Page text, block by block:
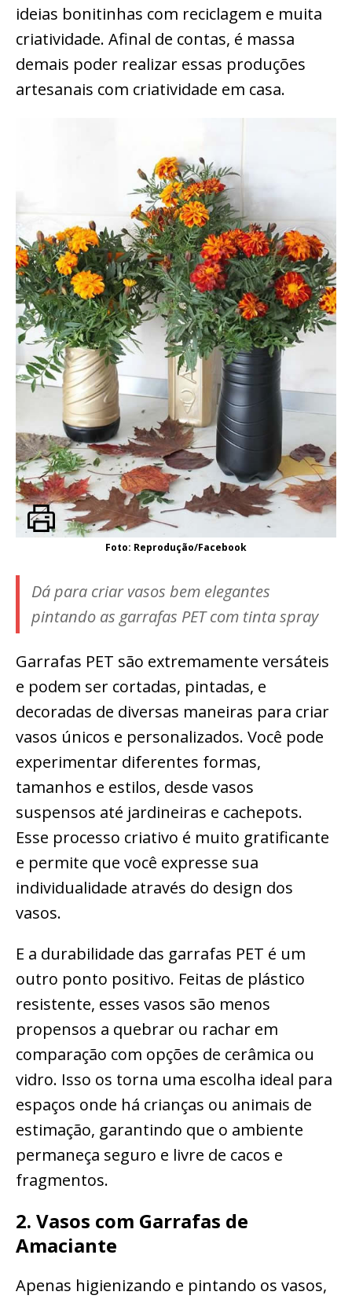
ideias bonitinhas com reciclagem e muita
criatividade. Afinal de contas, é massa
demais poder realizar essas produções
artesanais com criatividade em casa.
Foto: Reprodução/Facebook
Dá para criar vasos bem elegantes
pintando as garrafas PET com tinta spray
Garrafas PET são extremamente versáteis
e podem ser cortadas, pintadas, e
decoradas de diversas maneiras para criar
vasos únicos e personalizados. Você pode
experimentar diferentes formas,
tamanhos e estilos, desde vasos
suspensos até jardineiras e cachepots.
Esse processo criativo é muito gratificante
e permite que você expresse sua
individualidade através do design dos
vasos.
E a durabilidade das garrafas PET é um
outro ponto positivo. Feitas de plástico
resistente, esses vasos são menos
propensos a quebrar ou rachar em
comparação com opções de cerâmica ou
vidro. Isso os torna uma escolha ideal para
espaços onde há crianças ou animais de
estimação, garantindo que o ambiente
permaneça seguro e livre de cacos e
fragmentos.
2. Vasos com Garrafas de
Amaciante
Apenas higienizando e pintando os vasos,